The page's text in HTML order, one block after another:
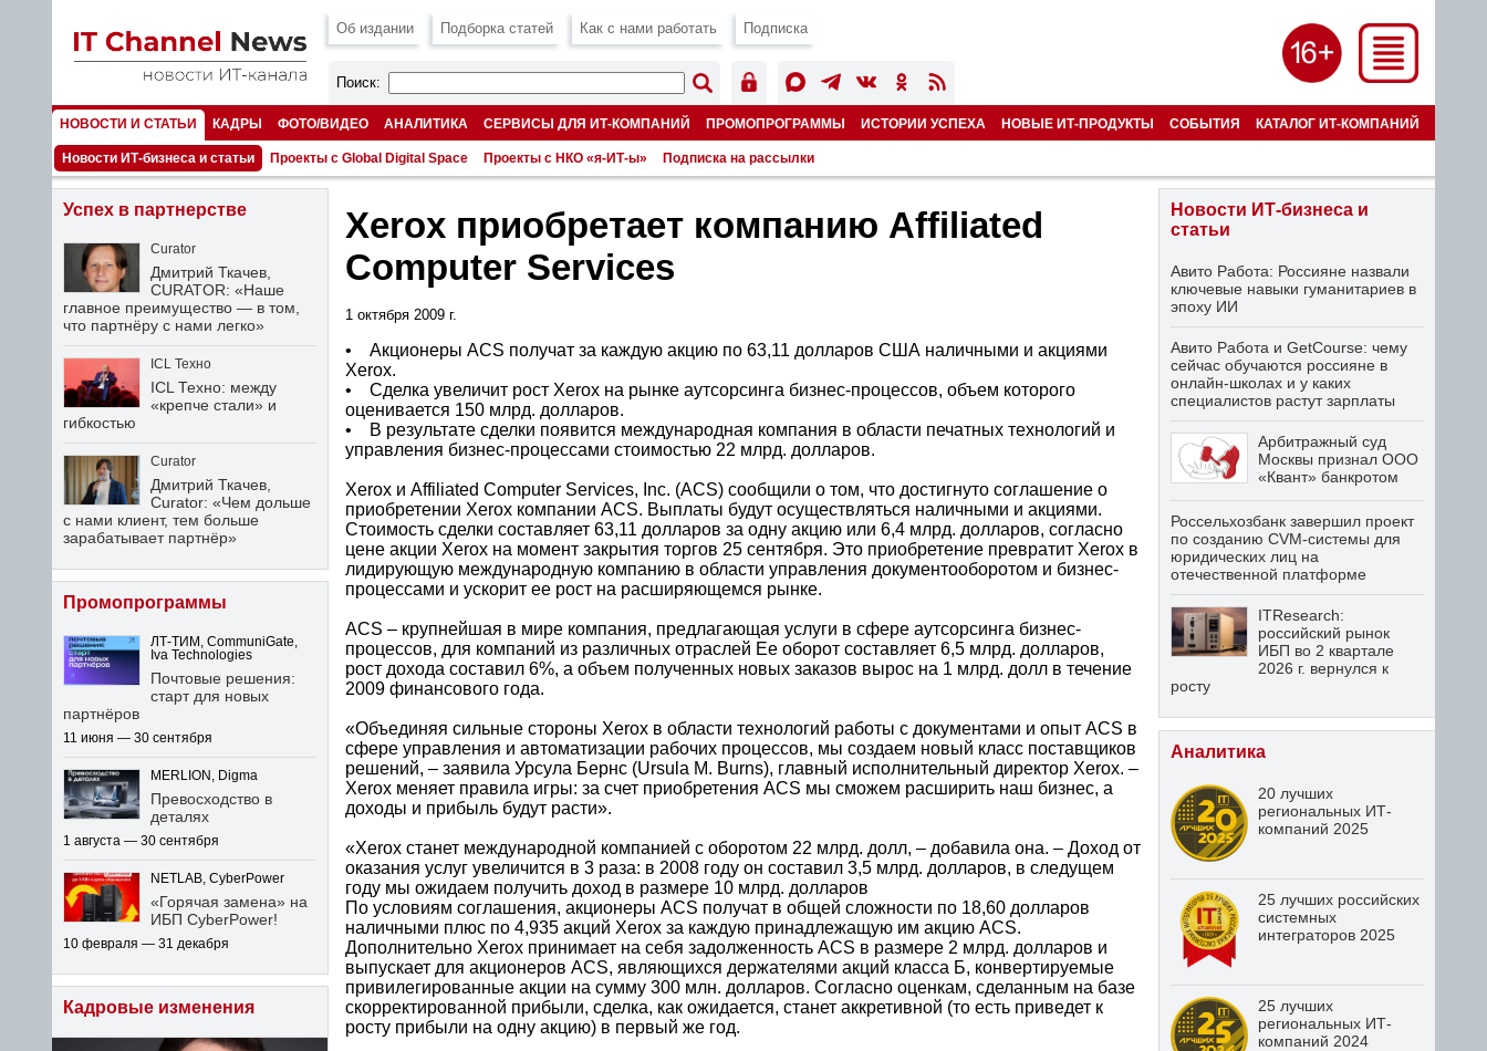
Об издании Подборка статей Как с нами работать Подписка
Поиск:
НОВОСТИ И СТАТЬИ КАДРЫ ФОТО/ВИДЕО АНАЛИТИКА СЕРВИСЫ ДЛЯ ИТ-КОМПАНИЙ ПРОМОПРОГРАММЫ ИСТОРИИ УСПЕХА НОВЫЕ ИТ-ПРОДУКТЫ СОБЫТИЯ КАТАЛОГ ИТ-КОМПАНИЙ
НОМЕРА
Новости ИТ-бизнеса и статьи Проекты с Global Digital Space Проекты с НКО «я-ИТ-ы» Подписка на рассылки
Xerox приобретает компанию Affiliated
Computer Services
1 октября 2009 г.
• Акционеры ACS получат за каждую акцию по 63,11 долларов США наличными и акциями
Xerox.
• Сделка увеличит рост Xerox на рынке аутсорсинга бизнес-процессов, объем которого
оценивается 150 млрд. долларов.
• В результате сделки появится международная компания в области печатных технологий и
управления бизнес-процессами стоимостью 22 млрд. долларов.
Xerox и Affiliated Computer Services, Inc. (ACS) сообщили о том, что достигнуто соглашение о
приобретении Xerox компании ACS. Выплаты будут осуществляться наличными и акциями.
Стоимость сделки составляет 63,11 долларов за одну акцию или 6,4 млрд. долларов, согласно
цене акции Xerox на момент закрытия торгов 25 сентября. Это приобретение превратит Xerox в
лидирующую международную компанию в области управления документооборотом и бизнес-
процессами и ускорит ее рост на расширяющемся рынке.
ACS – крупнейшая в мире компания, предлагающая услуги в сфере аутсорсинга бизнес-
процессов, для компаний из различных отраслей Ее оборот составляет 6,5 млрд. долларов,
рост дохода составил 6%, а объем полученных новых заказов вырос на 1 млрд. долл в течение
2009 финансового года.
«Объединяя сильные стороны Xerox в области технологий работы с документами и опыт ACS в
сфере управления и автоматизации рабочих процессов, мы создаем новый класс поставщиков
решений, – заявила Урсула Бернс (Ursula M. Burns), главный исполнительный директор Xerox. –
Xerox меняет правила игры: за счет приобретения ACS мы сможем расширить наш бизнес, а
доходы и прибыль будут расти».
«Xerox станет международной компанией с оборотом 22 млрд. долл, – добавила она. – Доход от
оказания услуг увеличится в 3 раза: в 2008 году он составил 3,5 млрд. долларов, в следущем
году мы ожидаем получить доход в размере 10 млрд. долларов
По условиям соглашения, акционеры ACS получат в общей сложности по 18,60 долларов
наличными плюс по 4,935 акций Xerox за каждую принадлежащую им акцию ACS.
Дополнительно Xerox принимает на себя задолженность ACS в размере 2 млрд. долларов и
выпускает для акционеров ACS, являющихся держателями акций класса Б, конвертируемые
привилегированные акции на сумму 300 млн. долларов. Согласно оценкам, сделанным на базе
cкорректированной прибыли, сделка, как ожидается, станет аккретивной (то есть приведет к
росту прибыли на одну акцию) в первый же год.
Успех в партнерстве
Curator
Дмитрий Ткачев,
CURATOR: «Наше
главное преимущество — в том,
что партнёру с нами легко»
ICL Техно
ICL Техно: между
«крепче стали» и
гибкостью
Curator
Дмитрий Ткачев,
Curator: «Чем дольше
с нами клиент, тем больше
зарабатывает партнёр»
Промопрограммы
ЛТ-ТИМ, CommuniGate,
Iva Technologies
Почтовые решения:
старт для новых
партнёров
11 июня — 30 сентября
MERLION, Digma
Превосходство в
деталях
1 августа — 30 сентября
NETLAB, CyberPower
«Горячая замена» на
ИБП CyberPower!
10 февраля — 31 декабря
Кадровые изменения
Новости ИТ-бизнеса и
статьи
Авито Работа: Россияне назвали
ключевые навыки гуманитариев в
эпоху ИИ
Авито Работа и GetCourse: чему
сейчас обучаются россияне в
онлайн-школах и у каких
специалистов растут зарплаты
Арбитражный суд
Москвы признал ООО
«Квант» банкротом
Россельхозбанк завершил проект
по созданию CVM-системы для
юридических лиц на
отечественной платформе
ITResearch:
российский рынок
ИБП во 2 квартале
2026 г. вернулся к
росту
Аналитика
20 лучших
региональных ИТ-
компаний 2025
25 лучших российских
системных
интеграторов 2025
25 лучших
региональных ИТ-
компаний 2024